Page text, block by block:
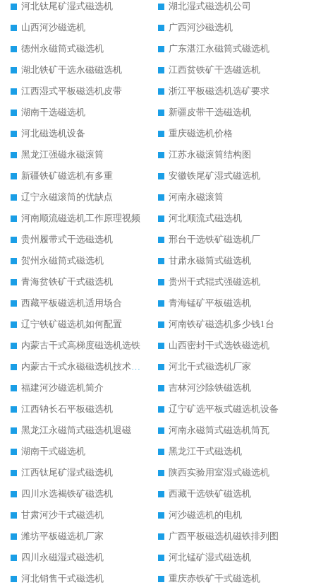
河北钛尾矿湿式磁选机
湖北湿式磁选机公司
山西河沙磁选机
广西河沙磁选机
德州永磁筒式磁选机
广东湛江永磁筒式磁选机
湖北铁矿干选永磁磁选机
江西贫铁矿干选磁选机
江西湿式平板磁选机皮带
浙江平板磁选机选矿要求
湖南干选磁选机
新疆皮带干选磁选机
河北磁选机设备
重庆磁选机价格
黑龙江强磁永磁滚筒
江苏永磁滚筒结构图
新疆铁矿磁选机有多重
安徽铁尾矿湿式磁选机
辽宁永磁滚筒的优缺点
河南永磁滚筒
河南顺流磁选机工作原理视频
河北顺流式磁选机
贵州履带式干选磁选机
邢台干选铁矿磁选机厂
贺州永磁筒式磁选机
甘肃永磁筒式磁选机
青海贫铁矿干式磁选机
贵州干式辊式强磁选机
西藏平板磁选机适用场合
青海锰矿平板磁选机
辽宁铁矿磁选机如何配置
河南铁矿磁选机多少钱1台
内蒙古干式高梯度磁选机选铁
山西密封干式选铁磁选机
内蒙古干式永磁磁选机技术要求
河北干式磁选机厂家
福建河沙磁选机简介
吉林河沙除铁磁选机
江西钠长石平板磁选机
辽宁矿选平板式磁选机设备
黑龙江永磁筒式磁选机退磁
河南永磁筒式磁选机筒瓦
湖南干式磁选机
黑龙江干式磁选机
江西钛尾矿湿式磁选机
陕西实验用室湿式磁选机
四川水选褐铁矿磁选机
西藏干选铁矿磁选机
甘肃河沙干式磁选机
河沙磁选机的电机
潍坊平板磁选机厂家
广西平板磁选机磁铁排列图
四川永磁湿式磁选机
河北锰矿湿式磁选机
河北销售干式磁选机
重庆赤铁矿干式磁选机